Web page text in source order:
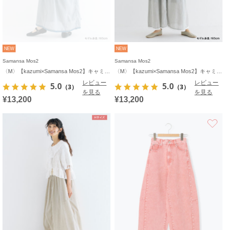
NEW
Samansa Mos2
5.0 （3）
レビュー
を見る
¥13,200
NEW
Samansa Mos2
5.0 （3）
レビュー
を見る
¥13,200